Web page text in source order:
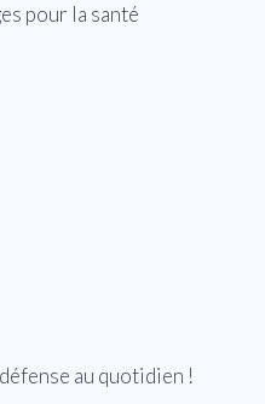
pour la santé
au quotidien !